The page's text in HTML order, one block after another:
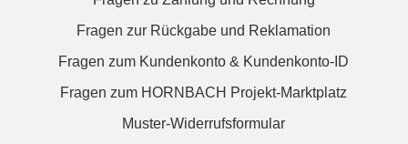
Fragen zur Rückgabe und Reklamation
Fragen zum Kundenkonto & Kundenkonto-ID
Fragen zum HORNBACH Projekt-Marktplatz
Muster-Widerrufsformular